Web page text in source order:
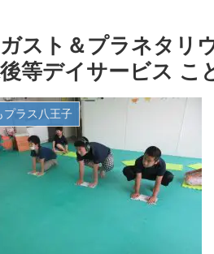
スト＆プラネタリ
等デイサービス こ
プラス八王子